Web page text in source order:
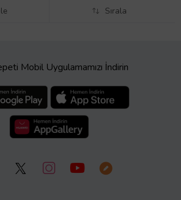
Sırala
Mobil Uygulamamızı İndirin